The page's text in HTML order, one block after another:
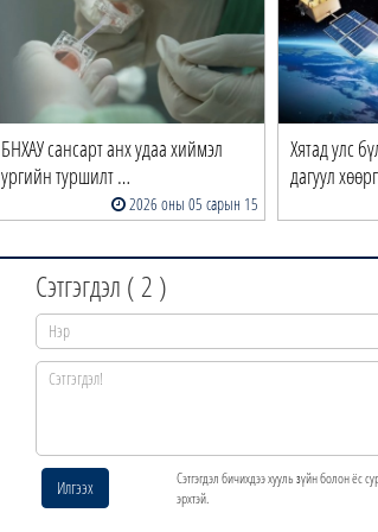
БНХАУ сансарт анх удаа хиймэл
ургийн туршилт …
2026 оны 05 сарын 15
Хятад улс
дагуул
Сэтгэгдэл (2 )
Илгээх
Сэтгэгдэл бичихдээ хууль зүйн болон ёс
эрхтэй.